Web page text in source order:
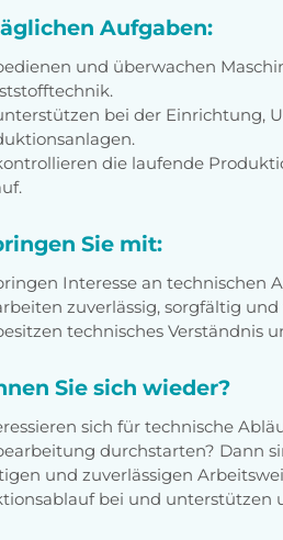
Aufgaben:
und überwachen
bei der Einrichtung,
die laufende
Sie mit:
Interesse an technischen
zuverlässig, sorgfältig
technisches Verständnis
Sie sich wieder?
sich für technische
durchstarten? Dann
und zuverlässigen
bei und unterstützen